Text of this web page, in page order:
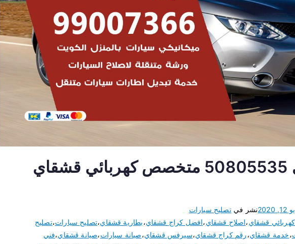
اخصائي قشقاي 50805535 متخصص كهربائي قشقاي
2020 نشر فيتصليح سيارات
قشقاي،اصلاح قشقاي،افضل كراج قشقاي،بطارية قشقاي،تصليح سيارات،تصليح
،خدمة قشقاي،رقم كراج قشقاي،سيرفس قشقاي،صيانة سيارات،صيانة قشقاي،فني